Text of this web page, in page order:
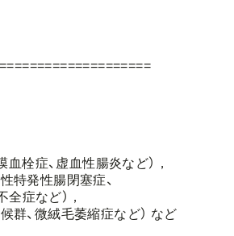
血栓症、虚血性腸炎など），
性腸閉塞症、
），
、 微絨毛萎縮症など） など